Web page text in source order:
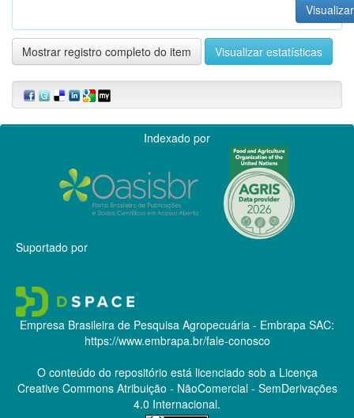
Mostrar registro completo do item Visualizar estatísticas
Indexado por
Suportado por
Empresa Brasileira de Pesquisa Agropecuária - Embrapa SAC:
https://www.embrapa.br/fale-conosco
O conteúdo do repositório está licenciado sob a Licença
Creative CommonsAtribuição - NãoComercial - SemDerivações
4.0 Internacional.